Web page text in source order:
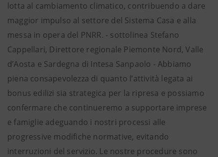
lotta al cambiamento climatico, contribuendo a dare
maggior impulso al settore del Sistema Casa e alla
messa in opera del PNRR. - sottolinea Stefano
Cappellari, Direttore regionale Piemonte Nord, Valle
d’Aosta e Sardegna di Intesa Sanpaolo - Abbiamo
piena consapevolezza di quanto l’attività legata ai
bonus edilizi sia strategica per la ripresa e possiamo
confermare che continueremo a supportare imprese
e famiglie adeguando i nostri processi alle
progressive modifiche normative, evitando
interruzioni del servizio. Le nostre procedure sono